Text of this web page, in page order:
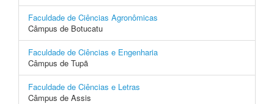
Faculdade de Ciências Agronômicas
Câmpus de Botucatu
Faculdade de Ciências e Engenharia
Câmpus de Tupã
Faculdade de Ciências e Letras
Câmpus de Assis